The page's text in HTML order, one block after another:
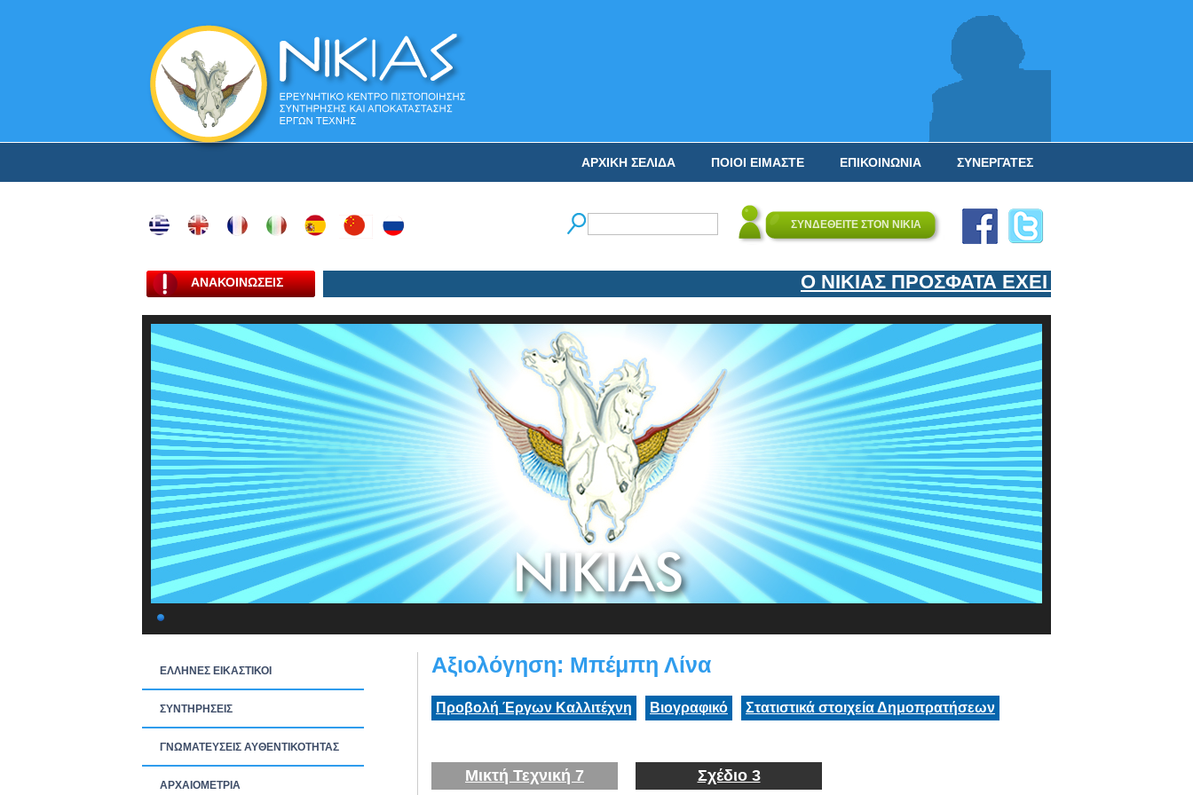
ΣΥΝΕΡΓΑΤΕΣ
ΕΠΙΚΟΙΝΩΝΙΑ
ΠΟΙΟΙ ΕΙΜΑΣΤΕ
ΑΡΧΙΚΗ ΣΕΛΙΔΑ
ΣΥΝΔΕΘΕΙΤΕ ΣΤΟΝ ΝΙΚΙΑ
ΑΝΑΚΟΙΝΩΣΕΙΣ Ο ΝΙΚΙΑΣ ΠΡΟΣΦΑΤΑ ΕΧΕΙ ΕΝΤΑΞΕΙ ΣΤΟΝ
ΕΛΛΗΝΕΣ ΕΙΚΑΣΤΙΚΟΙ
ΣΥΝΤΗΡΗΣΕΙΣ
ΓΝΩΜΑΤΕΥΣΕΙΣ ΑΥΘΕΝΤΙΚΟΤΗΤΑΣ
ΑΡΧΑΙΟΜΕΤΡΙΑ
Αξιολόγηση: Μπέμπη Λίνα
Προβολή Έργων Καλλιτέχνη Βιογραφικό Στατιστικά στοιχεία Δημοπρατήσεων
Μικτή Τεχνική 7 Σχέδιο 3